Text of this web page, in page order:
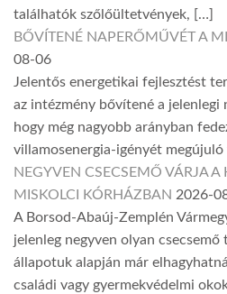
találhatók szőlőültetvények, […]
BŐVÍTENÉ NAPERŐMŰVÉT A
08-06
Jelentős energetikai fejlesztést
az intézmény bővítené a jelenlegi
hogy még nagyobb arányban
villamosenergia-igényét
NEGYVEN CSECSEMŐ VÁRJA A
MISKOLCI KÓRHÁZBAN 2026-
A Borsod-Abaúj-Zemplén
jelenleg negyven olyan csecsemő
állapotuk alapján már
családi vagy gyermekvédelmi